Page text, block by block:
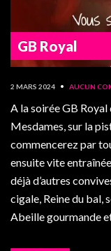
GB Royal
2 MARS 2024 • AUCUN
A la soirée GB Royal
Mesdames, sur la
commencerez par
ensuite vite
déjà d’autres
cigale, Reine du bal,
Abeille gourmande